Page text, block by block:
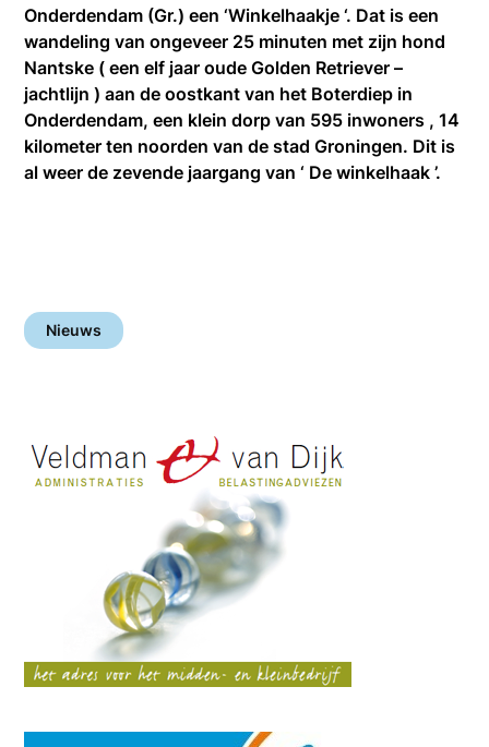
Onderdendam (Gr.) een ‘Winkelhaakje ‘. Dat is een
wandeling van ongeveer 25 minuten met zijn hond
Nantske ( een elf jaar oude Golden Retriever –
jachtlijn ) aan de oostkant van het Boterdiep in
Onderdendam, een klein dorp van 595 inwoners , 14
kilometer ten noorden van de stad Groningen. Dit is
al weer de zevende jaargang van ‘ De winkelhaak ’.
Nieuws